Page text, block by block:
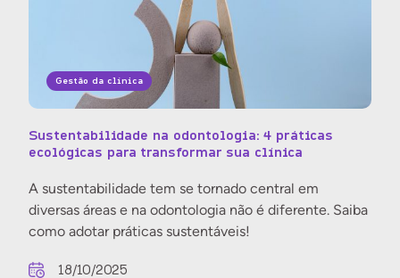
Gestão da clínica
Sustentabilidade na odontologia: 4 práticas
ecológicas para transformar sua clínica
A sustentabilidade tem se tornado central em
diversas áreas e na odontologia não é diferente. Saiba
como adotar práticas sustentáveis!
18/10/2025